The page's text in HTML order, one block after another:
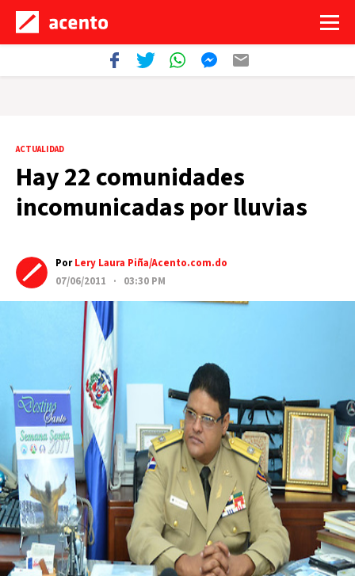
ACTUALIDAD
Hay 22 comunidades
incomunicadas por lluvias
PorLery Laura Piña/Acento.com.do
07/06/2011 · 03:30 PM